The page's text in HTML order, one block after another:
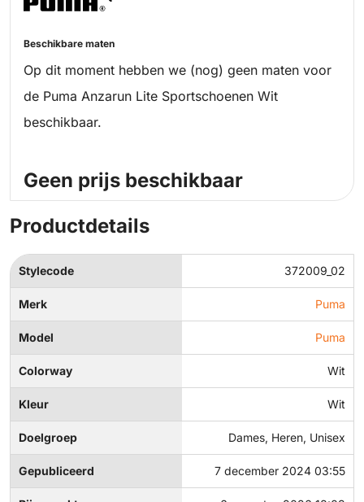
Beschikbare maten
Op dit moment hebben we (nog) geen maten voor
de Puma Anzarun Lite Sportschoenen Wit
beschikbaar.
Geen prijs beschikbaar
Productdetails
Stylecode 372009_02
Merk Puma
Model Puma
Colorway Wit
Kleur Wit
Doelgroep Dames, Heren, Unisex
Gepubliceerd 7 december 2024 03:55